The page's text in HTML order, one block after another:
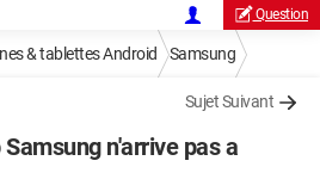
Question
& tablettes Android Samsung
Sujet Suivant
n'arrive pas a